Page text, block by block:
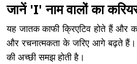
जानें 'I' नाम वालों का
यह जातक काफी क्रिएटिव होते हैं और
और रचनात्मकता के जरिए आगे बढ़ते
की अच्छी समझ होती है।